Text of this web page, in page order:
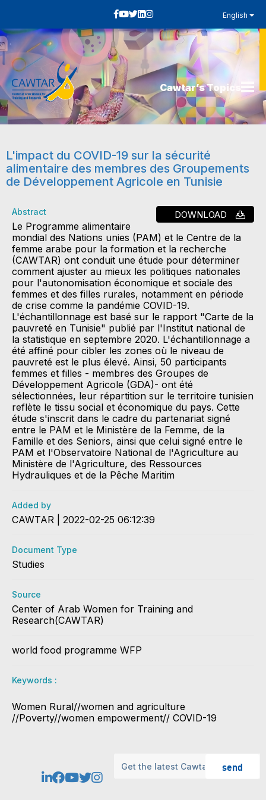
English
Cawtar’s Topics
L'impact du COVID-19 sur la sécurité
alimentaire des membres des Groupements
de Développement Agricole en Tunisie
DOWNLOAD
Abstract
Le Programme alimentaire
mondial des Nations unies (PAM) et le Centre de la
femme arabe pour la formation et la recherche
(CAWTAR) ont conduit une étude pour déterminer
comment ajuster au mieux les politiques nationales
pour l'autonomisation économique et sociale des
femmes et des filles rurales, notamment en période
de crise comme la pandémie COVID-19.
L'échantillonnage est basé sur le rapport "Carte de la
pauvreté en Tunisie" publié par l'Institut national de
la statistique en septembre 2020. L'échantillonnage a
été affiné pour cibler les zones où le niveau de
pauvreté est le plus élevé. Ainsi, 50 participants
femmes et filles - membres des Groupes de
Développement Agricole (GDA)- ont été
sélectionnées, leur répartition sur le territoire tunisien
reflète le tissu social et économique du pays. Cette
étude s'inscrit dans le cadre du partenariat signé
entre le PAM et le Ministère de la Femme, de la
Famille et des Seniors, ainsi que celui signé entre le
PAM et l'Observatoire National de l'Agriculture au
Ministère de l'Agriculture, des Ressources
Hydrauliques et de la Pêche Maritim
Added by
CAWTAR | 2022-02-25 06:12:39
Document Type
Studies
Source
Center of Arab Women for Training and
Research(CAWTAR)
world food programme WFP
Keywords :
Women Rural//women and agriculture
//Poverty//women empowerment// COVID-19
send